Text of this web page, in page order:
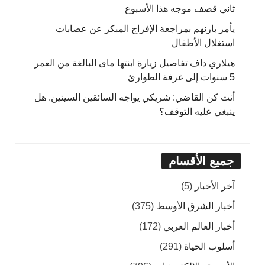
ثاني قصف موجه هذا الأسبوع
يأمر بارنهم بمراجعة الإفراج المبكر عن عصابات
استغلال الأطفال
هيلاري داف تفاصيل زيارة ابنتها ماى البالغة من العمر
5 سنوات إلى غرفة الطوارئ
أنت كن القاضي: شريكي يواجه السائقين السيئين. هل
ينبغي عليه التوقف؟
جميع الأقسام
آخر الأخبار (5)
أخبار الشرق الأوسط (375)
أخبار العالم العربي (172)
أسلوب الحياة (291)